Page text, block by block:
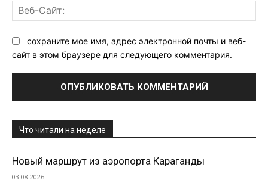
сохраните мое имя, адрес электронной почты и веб-
сайт в этом браузере для следующего комментария.
Что читали на неделе
Новый маршрут из аэропорта Караганды
03.08.2026